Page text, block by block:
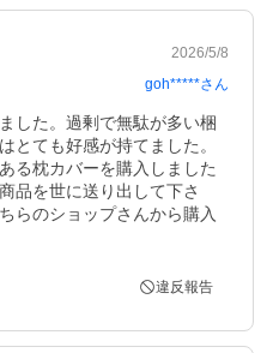
2026/5/8
goh*****さん
した。過剰で無駄が多い梱
とても好感が持てました。
る枕カバーを購入しました
品を世に送り出して下さ
らのショップさんから購入
違反報告